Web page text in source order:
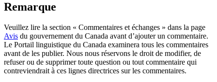
Remarque
Veuillez lire la section « Commentaires et échanges » dans la page
Avis du gouvernement du Canada avant d’ajouter un commentaire.
Le Portail linguistique du Canada examinera tous les commentaires
avant de les publier. Nous nous réservons le droit de modifier, de
refuser ou de supprimer toute question ou tout commentaire qui
contreviendrait à ces lignes directrices sur les commentaires.